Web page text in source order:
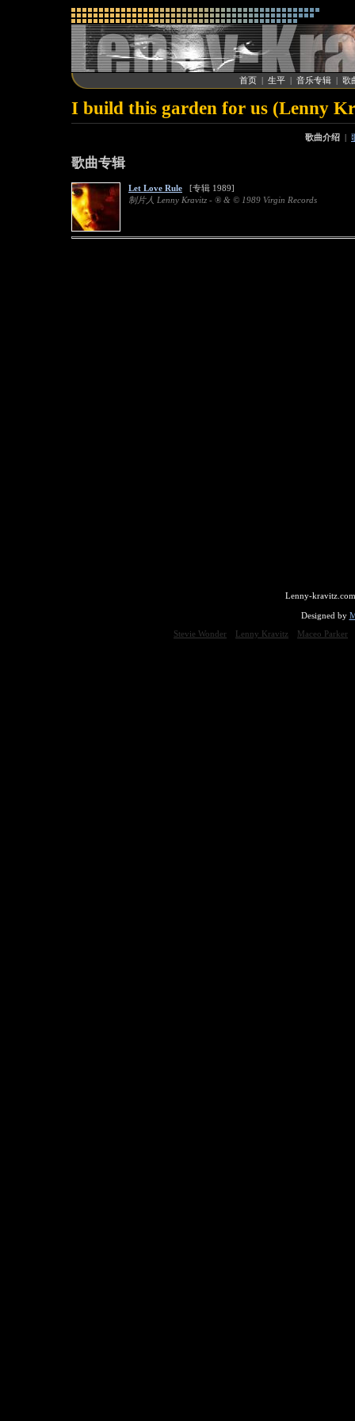
首页 | 生平 | 音乐专辑 | 歌
I build this garden for us (Lenny
歌曲介绍 |
歌曲专辑
Let Love Rule [专辑 1989]
制片人 Lenny Kravitz - ® & © 1989 Virgin Records
Lenny-
Designed by
Stevie Wonder
Lenny Kravitz Maceo Parker